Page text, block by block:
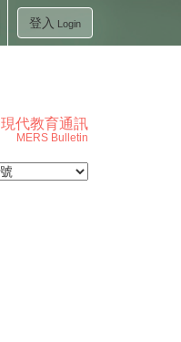
登入 Login
現代教育通訊
MERS Bulletin